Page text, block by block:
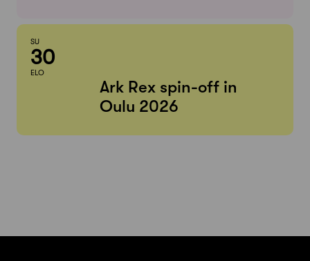
SU
30
ELO
Ark Rex spin-off in
Oulu 2026